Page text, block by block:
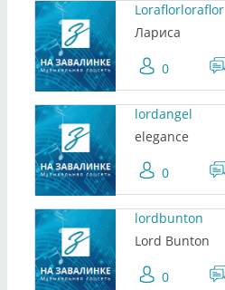
Loraflorloraflor
Лариса
0
lordangel
elegance
0
lordbunton
Lord Bunton
0